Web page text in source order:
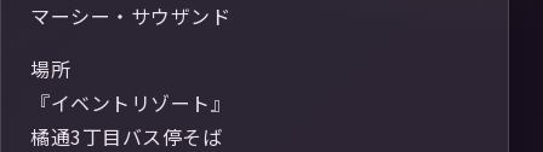
マーシー・サウザンド
場所
『イベントリゾート』
橘通3丁目バス停そば